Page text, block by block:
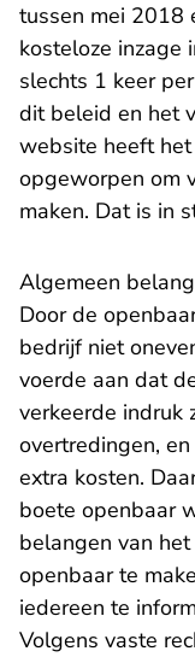
tussen mei 2018
kosteloze inzage
slechts 1 keer
dit beleid en het
website heeft
opgeworpen om
maken. Dat is in
Algemeen
Door de
bedrijf niet
voerde aan dat
verkeerde indruk
overtredingen,
extra kosten.
boete openbaar
belangen van
openbaar te
iedereen te
Volgens vaste